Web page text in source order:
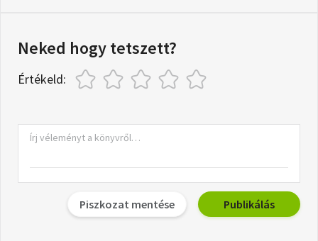
Neked hogy tetszett?
Értékeld:
Piszkozat mentése Publikálás